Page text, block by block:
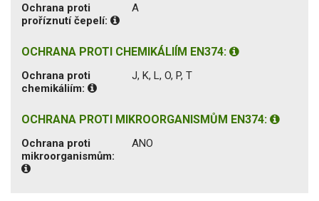
Ochrana proti
proříznutí čepelí:
A
OCHRANA PROTI CHEMIKÁLIÍM EN374:
Ochrana proti
chemikáliím:
J, K, L, O, P, T
OCHRANA PROTI MIKROORGANISMŮM EN374:
Ochrana proti
mikroorganismům:
ANO